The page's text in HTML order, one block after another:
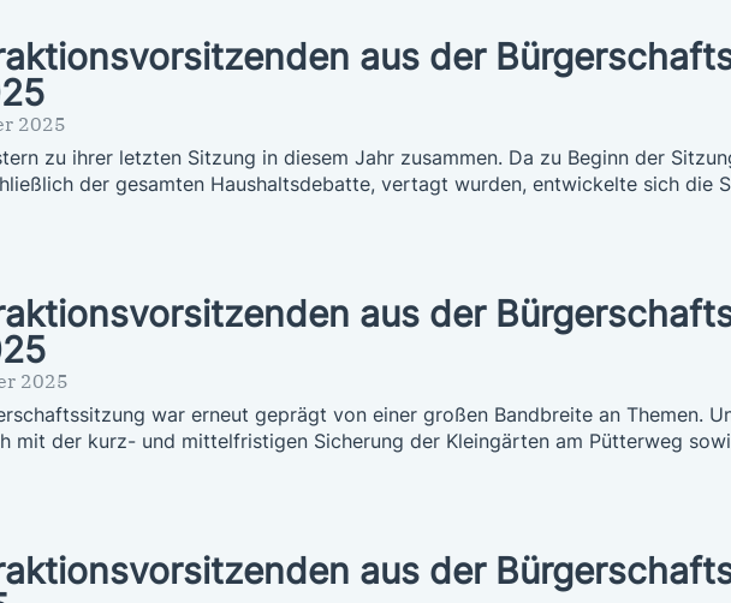
aus der
2025
zu ihrer letzten Sitzung in diesem Jahr zusammen. Da zu Beginn der
der gesamten Haushaltsdebatte, vertagt wurden, entwickelte sich die
aus der
2025
war erneut geprägt von einer großen Bandbreite an Themen.
mit der kurz- und mittelfristigen Sicherung der Kleingärten am Pütterweg
aus der